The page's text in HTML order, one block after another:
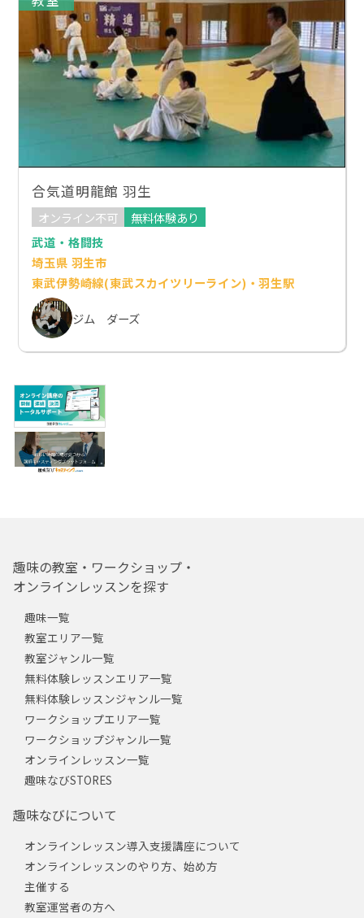
合気道明龍館 羽生
オンライン不可
無料体験あり
武道・格闘技
埼玉県 羽生市
東武伊勢崎線(東武スカイツリーライン)・羽生駅
ジム ダーズ
趣味の教室・ワークショップ・
オンラインレッスンを探す
趣味一覧
教室エリア一覧
教室ジャンル一覧
無料体験レッスンエリア一覧
無料体験レッスンジャンル一覧
ワークショップエリア一覧
ワークショップジャンル一覧
オンラインレッスン一覧
趣味なびSTORES
趣味なびについて
オンラインレッスン導入支援講座について
オンラインレッスンのやり方、始め方
主催する
教室運営者の方へ